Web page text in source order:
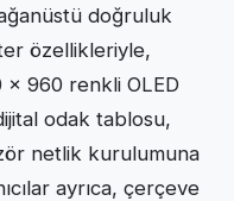
doğruluk
özellikleriyle,
960 renkli OLED
odak tablosu,
netlik kurulumuna
ayrıca, çerçeve